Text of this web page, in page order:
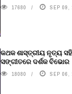
17680 SEP 09,
କଥକ ଶାସ୍ତ୍ରୀୟ ନୃତ୍ୟ
ସଙ୍ଗୀତରେ ଦର୍ଶକ ବିଭୋର
18080 SEP 06,